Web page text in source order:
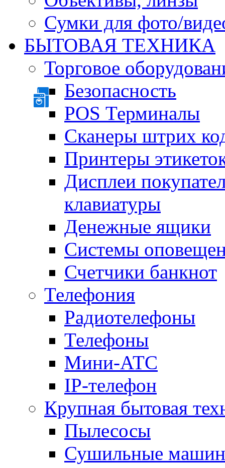
Сумки для фото/
БЫТОВАЯ ТЕХНИКА
Торговое
Безопасность
POS Терминалы
Сканеры штрих
Принтеры
Дисплеи
клавиатуры
Денежные ящики
Системы
Счетчики банкнот
Телефония
Радиотелефоны
Телефоны
Мини-АТС
IP-телефон
Крупная бытовая
Пылесосы
Сушильные